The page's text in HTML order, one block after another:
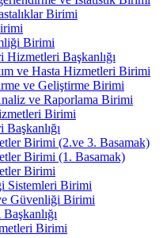
Birimi
Birimi
Hizmetleri Başkanlığı
ve Hasta Hizmetleri Birimi
ve Geliştirme Birimi
ve Raporlama Birimi
Birimi
Birimi (2.ve 3. Basamak)
Birimi (1. Basamak)
Birimi
Sistemleri Birimi
Güvenliği Birimi
Birimi